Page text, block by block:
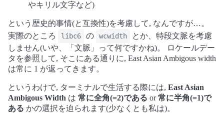
やキリル文字など)
という歴史的事情(と互換性)を考慮して, なんですが…。
実際のところ
libc6 の wcwidth
とか、特段文脈を考慮
しません(いや、「文脈」って何ですかね)。 ロケールデー
タを参照して, そこにある通りに, East Asian Ambigous width
は常に 1 が返ってきます。
というわけで, ターミナルで生活する際には, East Asian
Ambigous Width は 常に全角(=2)である or常に半角(=1)で
ある かの選択を迫られます(少なくとも私は)。